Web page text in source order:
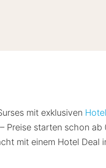
mit exklusiven
Preise starten schon
mit einem Hotel Deal